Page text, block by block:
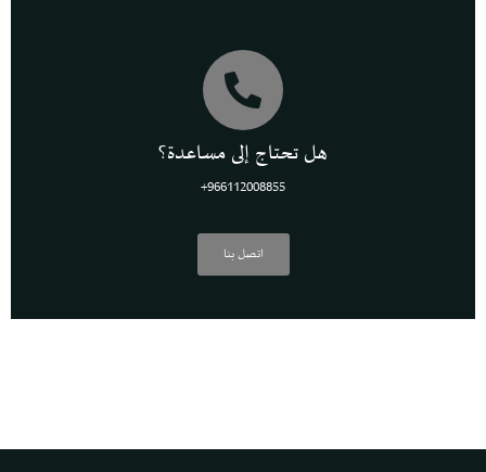
هل تحتاج إلى مساعدة؟
966112008855+
اتصل بنا